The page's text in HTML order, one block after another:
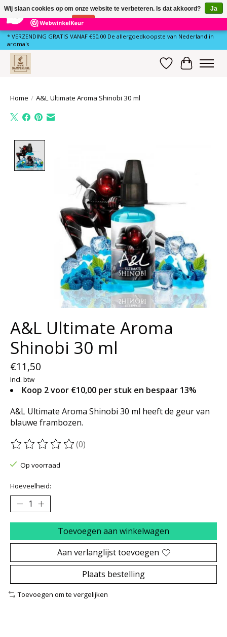
78 Reviews ×
* VERZENDING GRATIS VANAF €50,00 De allergoedkoopste van Nederland in
aroma's
Verlanglijst
Home / A&L Ultimate Aroma Shinobi 30 ml
A&L Ultimate Aroma
Shinobi 30 ml
€11,50
Incl. btw
Koop 2 voor €10,00 per stuk en bespaar 13%
A&L Ultimate Aroma Shinobi 30 ml heeft de geur van
blauwe frambozen.
De beoordeling van dit product is
(0)
Op voorraad
Hoeveelheid:
Toevoegen aan winkelwagen
Aan verlanglijst toevoegen
Plaats bestelling
Toevoegen om te vergelijken
Wij slaan cookies op om onze website te verbeteren. Is dat akkoord?
Ja
Nee